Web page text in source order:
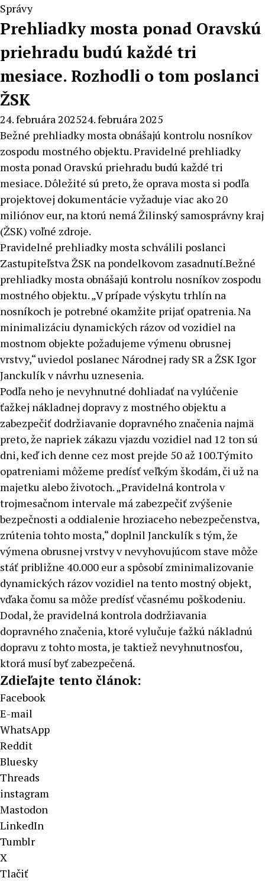
Správy
Prehliadky mosta ponad Oravskú
priehradu budú každé tri
mesiace. Rozhodli o tom poslanci
ŽSK
24. februára 202524. februára 2025
Bežné prehliadky mosta obnášajú kontrolu nosníkov
zospodu mostného objektu. Pravidelné prehliadky
mosta ponad Oravskú priehradu budú každé tri
mesiace. Dôležité sú preto, že oprava mosta si podľa
projektovej dokumentácie vyžaduje viac ako 20
miliónov eur, na ktorú nemá Žilinský samosprávny kraj
(ŽSK) voľné zdroje.
Pravidelné prehliadky mosta schválili poslanci
Zastupiteľstva ŽSK na pondelkovom zasadnutí.Bežné
prehliadky mosta obnášajú kontrolu nosníkov zospodu
mostného objektu. „V prípade výskytu trhlín na
nosníkoch je potrebné okamžite prijať opatrenia. Na
minimalizáciu dynamických rázov od vozidiel na
mostnom objekte požadujeme výmenu obrusnej
vrstvy,“ uviedol poslanec Národnej rady SR a ŽSK Igor
Janckulík v návrhu uznesenia.
Podľa neho je nevyhnutné dohliadať na vylúčenie
ťažkej nákladnej dopravy z mostného objektu a
zabezpečiť dodržiavanie dopravného značenia najmä
preto, že napriek zákazu vjazdu vozidiel nad 12 ton sú
dni, keď ich denne cez most prejde 50 až 100.Týmito
opatreniami môžeme predísť veľkým škodám, či už na
majetku alebo životoch. „Pravidelná kontrola v
trojmesačnom intervale má zabezpečiť zvýšenie
bezpečnosti a oddialenie hroziaceho nebezpečenstva,
zrútenia tohto mosta,“ doplnil Janckulík s tým, že
výmena obrusnej vrstvy v nevyhovujúcom stave môže
stáť približne 40.000 eur a spôsobí zminimalizovanie
dynamických rázov vozidiel na tento mostný objekt,
vďaka čomu sa môže predísť včasnému poškodeniu.
Dodal, že pravidelná kontrola dodržiavania
dopravného značenia, ktoré vylučuje ťažkú nákladnú
dopravu z tohto mosta, je taktiež nevyhnutnosťou,
ktorá musí byť zabezpečená.
Zdieľajte tento článok:
Facebook
E-mail
WhatsApp
Reddit
Bluesky
Threads
instagram
Mastodon
LinkedIn
Tumblr
X
Tlačiť